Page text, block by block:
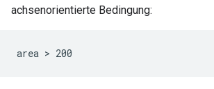
achsenorientierte Bedingung:
area > 200